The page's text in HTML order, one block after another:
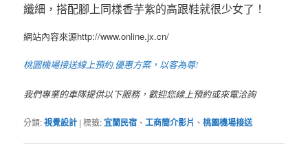
纖細，搭配腳上同樣香芋紫的高跟鞋就很少女了！
網站內容來源http://www.online.jx.cn/
桃園機場接送線上預約,優惠方案，以客為尊!
我們專業的車隊提供以下服務，歡迎您線上預約或來電洽詢
分類:視覺設計 |標籤:宜蘭民宿 、工商簡介影片 、桃園機場接送